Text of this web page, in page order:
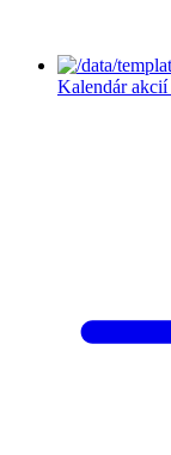
Kalendár akcií